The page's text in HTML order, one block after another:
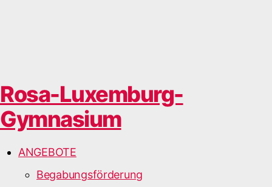
Rosa-Luxemburg-
Gymnasium
ANGEBOTE
Begabungsförderung